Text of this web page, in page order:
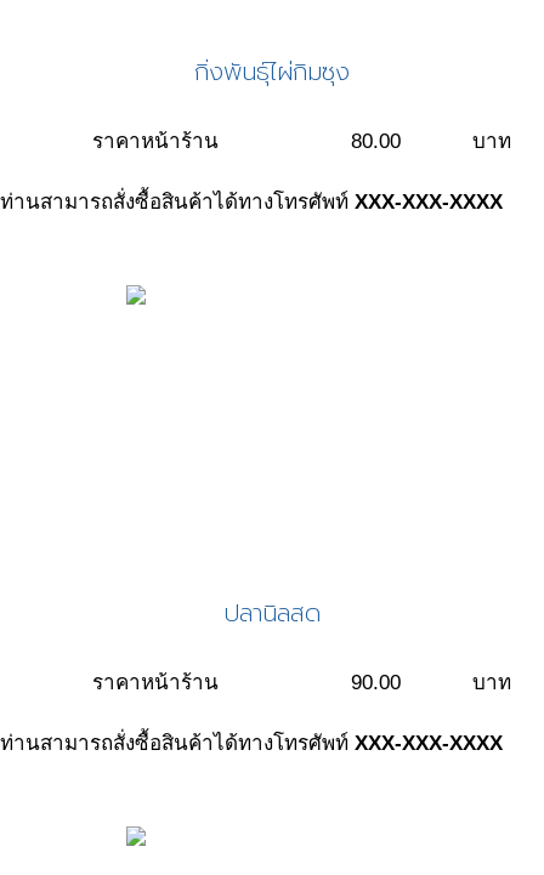
กิ่งพันธุ์ไผ่กิมซุง
ราคาหน้าร้าน 80.00 บาท
ท่านสามารถสั่งซื้อสินค้าได้ทางโทรศัพท์ XXX-XXX-XXXX
ปลานิลสด
ราคาหน้าร้าน 90.00 บาท
ท่านสามารถสั่งซื้อสินค้าได้ทางโทรศัพท์ XXX-XXX-XXXX